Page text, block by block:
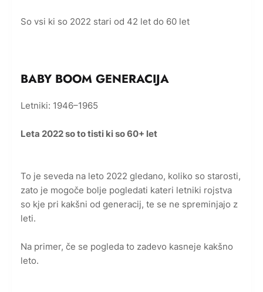
So vsi ki so 2022 stari od 42 let do 60 let
BABY BOOM GENERACIJA
Letniki: 1946–1965
Leta 2022 so to tisti ki so 60+ let
To je seveda na leto 2022 gledano, koliko so starosti,
zato je mogoče bolje pogledati kateri letniki rojstva
so kje pri kakšni od generacij, te se ne spreminjajo z
leti.
Na primer, če se pogleda to zadevo kasneje kakšno
leto.